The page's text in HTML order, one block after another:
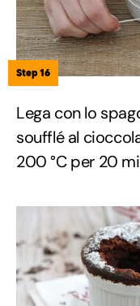
Step 16
Lega con lo
soufflé al
200 °C per 20